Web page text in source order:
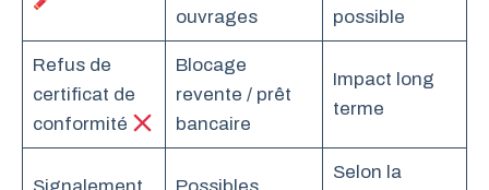
ouvrages
possible
Refus de
certificat de
conformité
Blocage
revente / prêt
bancaire
Impact long
terme
Selon la